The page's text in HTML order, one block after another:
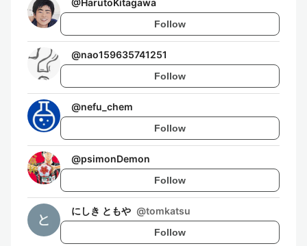
@HarutoKitagawa
Follow
@nao159635741251
Follow
@nefu_chem
Follow
@psimonDemon
Follow
にしき ともや @tomkatsu
Follow